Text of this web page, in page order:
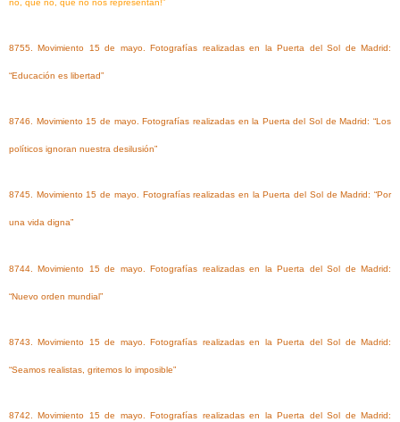
no, que no, que no nos representan!”
8755. Movimiento 15 de mayo. Fotografías realizadas en la Puerta del Sol de Madrid:
“Educación es libertad”
8746. Movimiento 15 de mayo. Fotografías realizadas en la Puerta del Sol de Madrid: “Los
políticos ignoran nuestra desilusión”
8745. Movimiento 15 de mayo. Fotografías realizadas en la Puerta del Sol de Madrid: “Por
una vida digna”
8744. Movimiento 15 de mayo. Fotografías realizadas en la Puerta del Sol de Madrid:
“Nuevo orden mundial”
8743. Movimiento 15 de mayo. Fotografías realizadas en la Puerta del Sol de Madrid:
“Seamos realistas, gritemos lo imposible”
8742. Movimiento 15 de mayo. Fotografías realizadas en la Puerta del Sol de Madrid: